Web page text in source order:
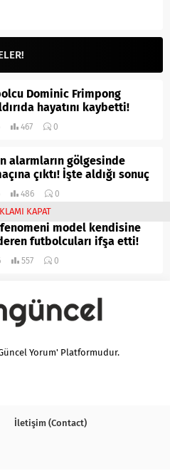
Dominic Frimpong
hayatını kaybetti!
467 0
alarmların gölgesinde
çıktı! İşte aldığı sonuç
486 0
model kendisine
futbolcuları ifşa etti!
557 0
Yorum' Platformudur.
İletişim (Contact)
KAPAT